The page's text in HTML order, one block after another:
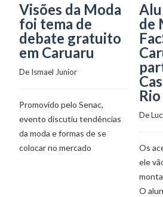
Visões da Moda
foi tema de
debate gratuito
em Caruaru
De Ismael Junior
Promovido pelo Senac,
evento discutiu tendências
da moda e formas de se
colocar no mercado
de
Rio
De
Os
ele
O